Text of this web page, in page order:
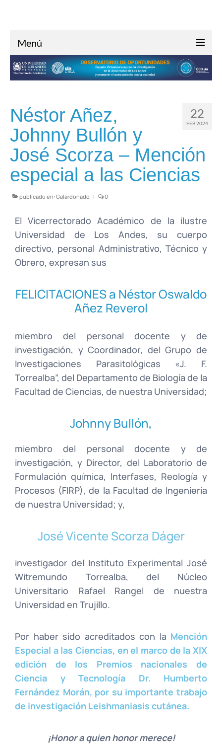
Menú
Inicio
Investigación
Oportunidades
Noticias
Contacto
22
FEB 2024
Néstor Añez,
Johnny Bullón y
José Scorza – Mención
especial a las Ciencias
publicado en:Galardonado | 0
El Vicerrectorado Académico de la ilustre
Universidad de Los Andes, su cuerpo
directivo, personal Administrativo, Técnico y
Obrero, expresan sus
FELICITACIONES a Néstor Oswaldo
Añez Reverol
miembro del personal docente y de
investigación, y Coordinador, del Grupo de
Investigaciones Parasitológicas «J. F.
Torrealba”, del Departamento de Biología de la
Facultad de Ciencias, de nuestra Universidad;
Johnny Bullón,
miembro del personal docente y de
investigación, y Director, del Laboratorio de
Formulación química, Interfases, Reología y
Procesos (FIRP), de la Facultad de Ingeniería
de nuestra Universidad; y,
José Vicente Scorza Dáger
investigador del Instituto Experimental José
Witremundo Torrealba, del Núcleo
Universitario Rafael Rangel de nuestra
Universidad en Trujillo.
Por haber sido acreditados con la Mención
Especial a las Ciencias, en el marco de la XIX
edición de los Premios nacionales de
Ciencia y Tecnología Dr. Humberto
Fernández Morán, por su importante trabajo
de investigación Leishmaniasis cutánea.
¡Honor a quien honor merece!